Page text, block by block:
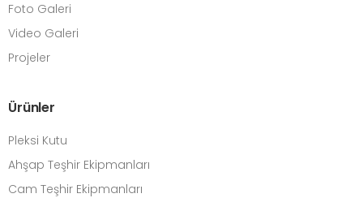
Foto Galeri
Video Galeri
Projeler
Ürünler
Pleksi Kutu
Ahşap Teşhir Ekipmanları
Cam Teşhir Ekipmanları